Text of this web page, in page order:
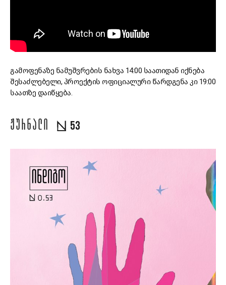
გამოფენაზე ნამუშვრების ნახვა 14:00 საათიდან იქნება
შესაძლებელი, პროექტის ოფიციალური წარდგენა კი 19:00
საათზე დაიწყება.
ᲟᲣᲠᲜᲐᲚᲘ 53